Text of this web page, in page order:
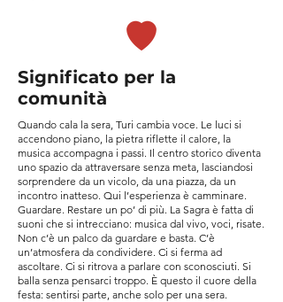
Significato per la
comunità
Quando cala la sera, Turi cambia voce. Le luci si
accendono piano, la pietra riflette il calore, la
musica accompagna i passi. Il centro storico diventa
uno spazio da attraversare senza meta, lasciandosi
sorprendere da un vicolo, da una piazza, da un
incontro inatteso. Qui l’esperienza è camminare.
Guardare. Restare un po’ di più. La Sagra è fatta di
suoni che si intrecciano: musica dal vivo, voci, risate.
Non c’è un palco da guardare e basta. C’è
un’atmosfera da condividere. Ci si ferma ad
ascoltare. Ci si ritrova a parlare con sconosciuti. Si
balla senza pensarci troppo. È questo il cuore della
festa: sentirsi parte, anche solo per una sera.